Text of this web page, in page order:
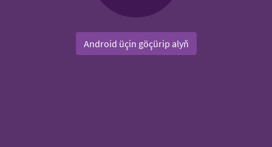
Android üçin göçürip alyň